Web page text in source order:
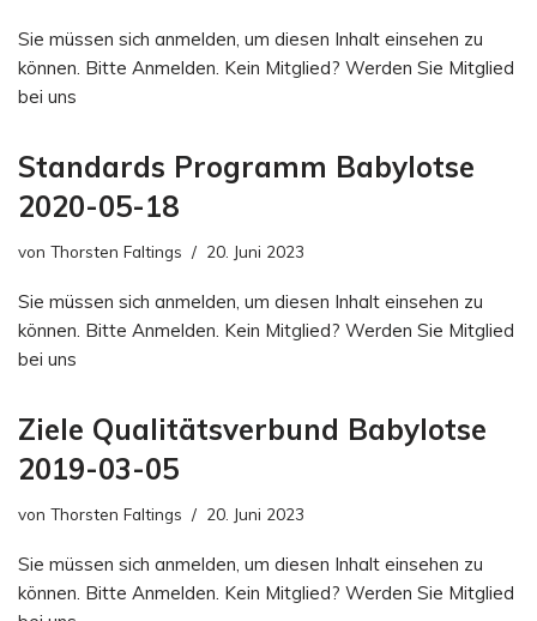
Sie müssen sich anmelden, um diesen Inhalt einsehen zu
können. Bitte Anmelden. Kein Mitglied? Werden Sie Mitglied
bei uns
Standards Programm Babylotse
2020-05-18
von Thorsten Faltings 20. Juni 2023
Sie müssen sich anmelden, um diesen Inhalt einsehen zu
können. Bitte Anmelden. Kein Mitglied? Werden Sie Mitglied
bei uns
Ziele Qualitätsverbund Babylotse
2019-03-05
von Thorsten Faltings 20. Juni 2023
Sie müssen sich anmelden, um diesen Inhalt einsehen zu
können. Bitte Anmelden. Kein Mitglied? Werden Sie Mitglied